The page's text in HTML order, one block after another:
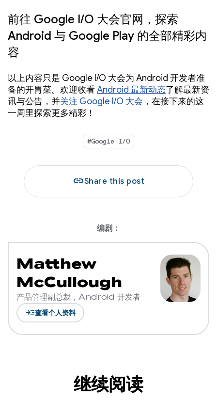
前往 Google I/O 大会官网，探索
Android 与 Google Play 的全部精彩内
容
以上内容只是 Google I/O 大会为 Android 开发者准
备的开胃菜。欢迎收看Android 最新动态了解最新资
讯与公告，并关注 Google I/O 大会 ，在接下来的这
一周里探索更多精彩！
#Google I/O
linkShare this post
编剧：
Matthew
McCullough
产品管理副总裁，Android 开发者
read_more查看个人资料
继续阅读